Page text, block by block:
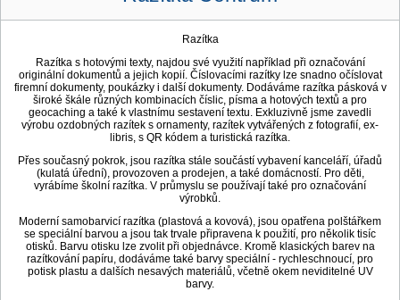
Razítka
Razítka s hotovými texty, najdou své využití například při označování
originální dokumentů a jejich kopií. Číslovacími razítky lze snadno očíslovat
firemní dokumenty, poukázky i další dokumenty. Dodáváme razítka pásková v
široké škále různých kombinacích číslic, písma a hotových textů a pro
geocaching a také k vlastnímu sestavení textu. Exkluzivně jsme zavedli
výrobu ozdobných razítek s ornamenty, razítek vytvářených z fotografií, ex-
libris, s QR kódem a turistická razítka.
Přes současný pokrok, jsou razítka stále součástí vybavení kanceláří, úřadů
(kulatá úřední), provozoven a prodejen, a také domácností. Pro děti,
vyrábíme školní razítka. V průmyslu se používají také pro označování
výrobků.
Moderní samobarvicí razítka (plastová a kovová), jsou opatřena polštářkem
se speciální barvou a jsou tak trvale připravena k použití, pro několik tisíc
otisků. Barvu otisku lze zvolit při objednávce. Kromě klasických barev na
razítkování papíru, dodáváme také barvy speciální - rychleschnoucí, pro
potisk plastu a dalších nesavých materiálů, včetně okem neviditelné UV
barvy.